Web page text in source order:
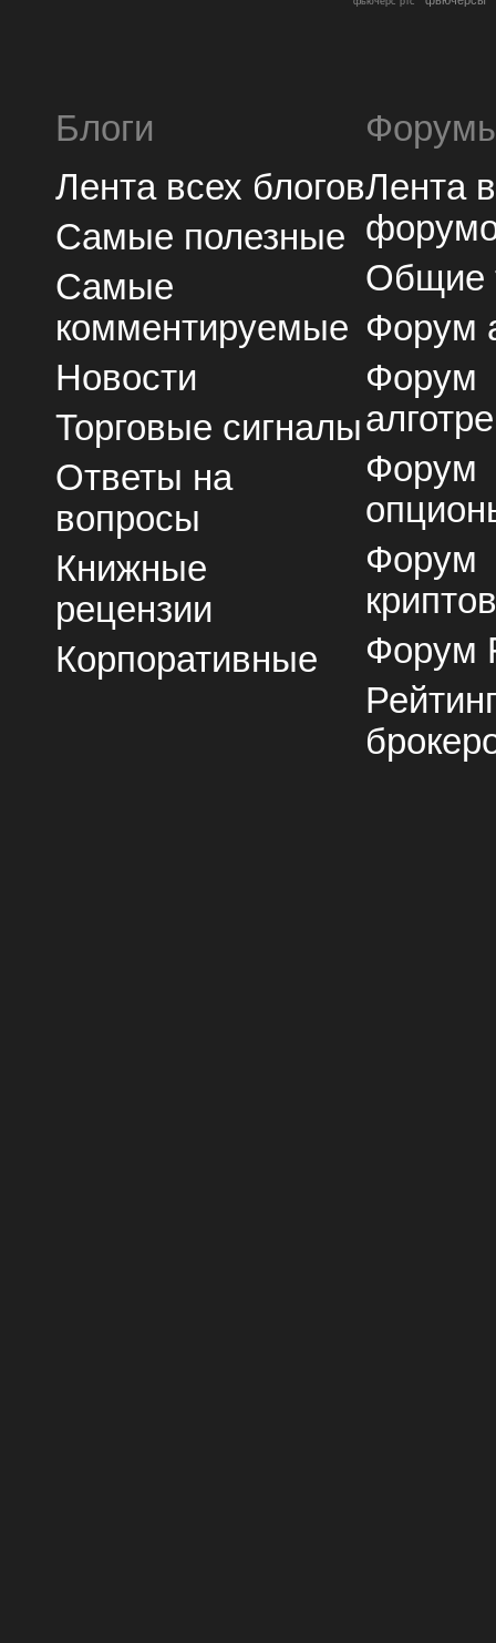
Блоги
Лента всех блогов
Самые полезные
Самые
комментируемые
Новости
Торговые сигналы
Ответы на
вопросы
Книжные
рецензии
Корпоративные
Лента
Общие
Форум
Форум
Форум
Форум
Форум